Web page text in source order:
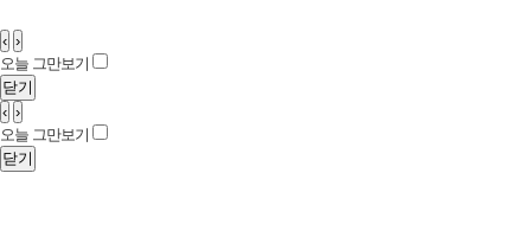
‹ ›
오늘 그만보기
닫기
‹ ›
오늘 그만보기
닫기